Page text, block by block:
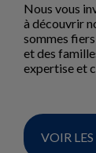
Nous vous
à découvrir
sommes
et des
expertise et
VOIR